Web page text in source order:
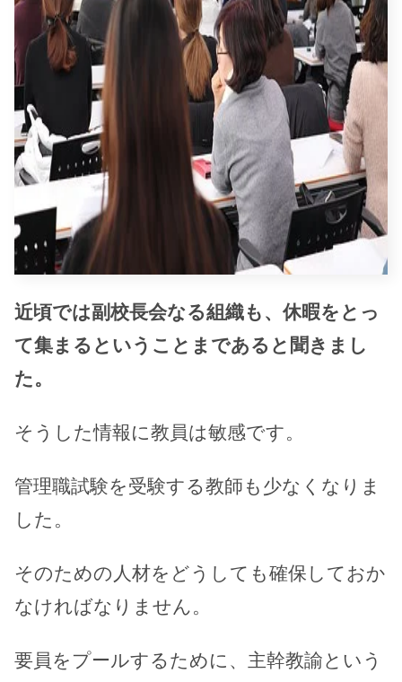
近頃では副校長会なる組織も、休暇をとっ
て集まるということまであると聞きまし
た。
そうした情報に教員は敏感です。
管理職試験を受験する教師も少なくなりま
した。
そのための人材をどうしても確保しておか
なければなりません。
要員をプールするために、主幹教諭という